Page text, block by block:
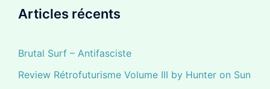
Articles récents
Brutal Surf – Antifasciste
Review Rétrofuturisme Volume III by Hunter on Sun